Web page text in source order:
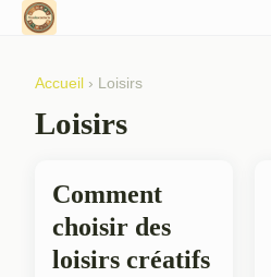
Accueil › Loisirs
Loisirs
Comment
choisir des
loisirs créatifs